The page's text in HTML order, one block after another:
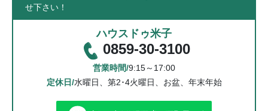
せ下さい！
ハウスドゥ米子
0859-30-3100
営業時間/9:15～17:00
定休日/水曜日、第2･4火曜日、お盆、年末年始